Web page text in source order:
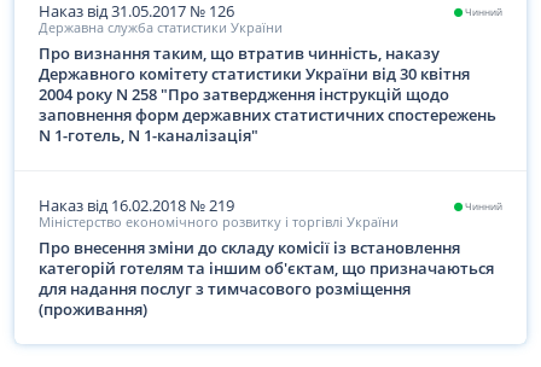
Чинний
Наказ від 31.05.2017 № 126
Державна служба статистики України
Про визнання таким, що втратив чинність, наказу
Державного комітету статистики України від 30 квітня
2004 року N 258 "Про затвердження інструкцій щодо
заповнення форм державних статистичних спостережень
N 1-готель, N 1-каналізація"
Чинний
Наказ від 16.02.2018 №219
Міністерство економічного розвитку і торгівлі України
Про внесення зміни до складу комісії із встановлення
категорій готелям та іншим об'єктам, що призначаються
для надання послуг з тимчасового розміщення
(проживання)